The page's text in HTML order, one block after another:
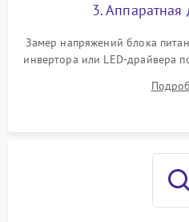
3. Аппаратная
Замер напряжений блока
инвертора или LED-драйвера
питания скалера и